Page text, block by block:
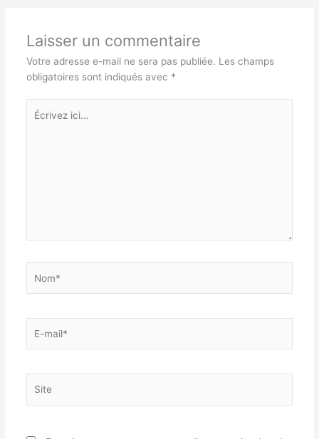
Laisser un commentaire
Votre adresse e-mail ne sera pas publiée. Les champs
obligatoires sont indiqués avec *
Écrivez
ici…
mail*